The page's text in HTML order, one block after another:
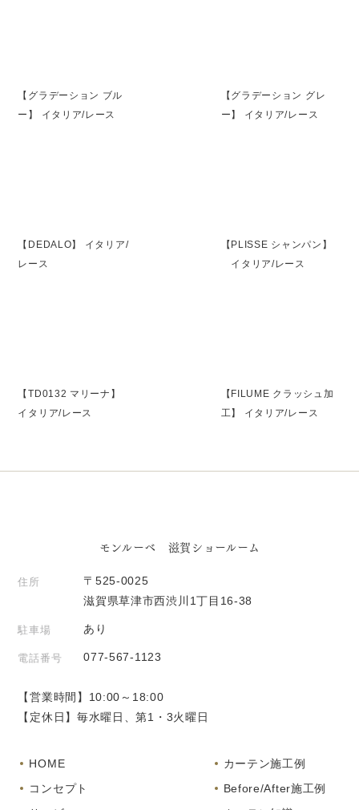
【グラデーション ブル
ー】 イタリア/レース
【グラデーション グレ
ー】 イタリア/レース
【DEDALO】 イタリア/
レース
【PLISSE シャンパン】
イタリア/レース
【TD0132 マリーナ】
イタリア/レース
【FILUME クラッシュ加
工】 イタリア/レース
モンルーベ 滋賀ショールーム
住所
〒525-0025
滋賀県草津市西渋川1丁目16-38
駐車場 あり
電話番号 077-567-1123
【営業時間】10:00～18:00
【定休日】毎水曜日、第1・3火曜日
HOME
コンセプト
カーテン施工例
Before/After施工例